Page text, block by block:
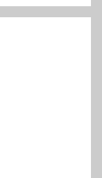
索